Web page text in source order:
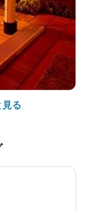
見る